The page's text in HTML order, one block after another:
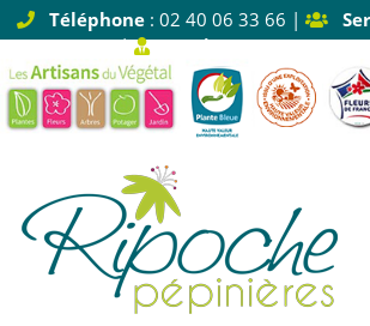
Téléphone: 02 40 06 33 66 |
Tapez 1 |
Service pro: Tapez 2